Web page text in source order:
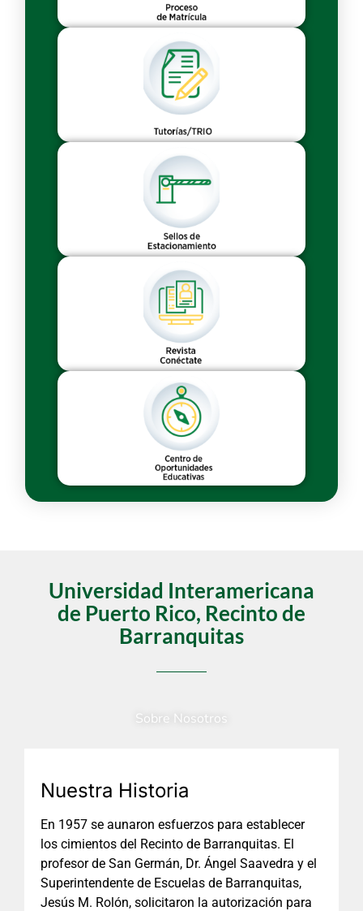
Universidad Interamericana
de Puerto Rico, Recinto de
Barranquitas
Sobre Nosotros
Nuestra Historia
En 1957 se aunaron esfuerzos para establecer
los cimientos del Recinto de Barranquitas. El
profesor de San Germán, Dr. Ángel Saavedra y el
Superintendente de Escuelas de Barranquitas,
Jesús M. Rolón, solicitaron la autorización para